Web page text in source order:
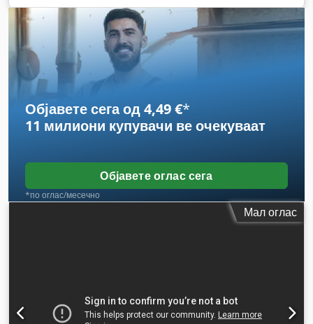
Објавете сега од 4,49 €*
11 милиони купувачи ве очекуваат
Објавете оглас сега
*по оглас/месечно
Мал оглас